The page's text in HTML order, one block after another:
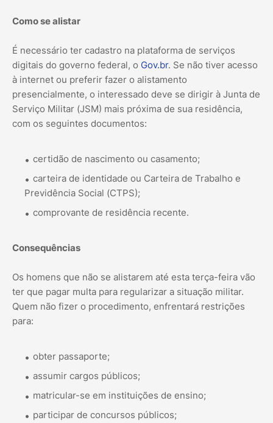
Como se alistar
É necessário ter cadastro na plataforma de serviços
digitais do governo federal, o Gov.br. Se não tiver acesso
à internet ou preferir fazer o alistamento
presencialmente, o interessado deve se dirigir à Junta de
Serviço Militar (JSM) mais próxima de sua residência,
com os seguintes documentos:
certidão de nascimento ou casamento;
carteira de identidade ou Carteira de Trabalho e
Previdência Social (CTPS);
comprovante de residência recente.
Consequências
Os homens que não se alistarem até esta terça-feira vão
ter que pagar multa para regularizar a situação militar.
Quem não fizer o procedimento, enfrentará restrições
para:
obter passaporte;
assumir cargos públicos;
matricular-se em instituições de ensino;
participar de concursos públicos;